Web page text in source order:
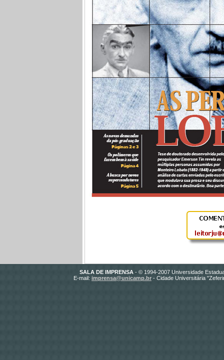
SALA DE IMPRENSA - © 1994-2007 Universidade
E-mail: imprensa@unicamp.br - Cidade Universitária